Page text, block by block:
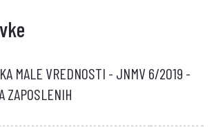
MALE VREDNOSTI - JNMV 6/2019 -
ZAPOSLENIH